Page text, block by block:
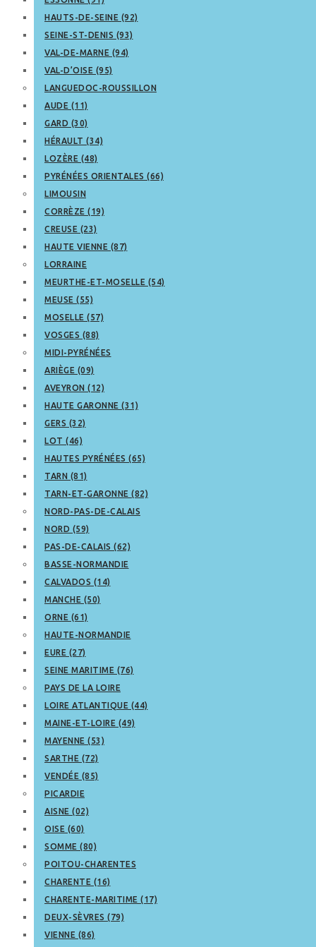
HAUTS-DE-SEINE (92)
SEINE-ST-DENIS (93)
VAL-DE-MARNE (94)
VAL-D’OISE (95)
LANGUEDOC-ROUSSILLON
AUDE (11)
GARD (30)
HÉRAULT (34)
LOZÈRE (48)
PYRÉNÉES ORIENTALES (66)
LIMOUSIN
CORRÈZE (19)
CREUSE (23)
HAUTE VIENNE (87)
LORRAINE
MEURTHE-ET-MOSELLE (54)
MEUSE (55)
MOSELLE (57)
VOSGES (88)
MIDI-PYRÉNÉES
ARIÈGE (09)
AVEYRON (12)
HAUTE GARONNE (31)
GERS (32)
LOT (46)
HAUTES PYRÉNÉES (65)
TARN (81)
TARN-ET-GARONNE (82)
NORD-PAS-DE-CALAIS
NORD (59)
PAS-DE-CALAIS (62)
BASSE-NORMANDIE
CALVADOS (14)
MANCHE (50)
ORNE (61)
HAUTE-NORMANDIE
EURE (27)
SEINE MARITIME (76)
PAYS DE LA LOIRE
LOIRE ATLANTIQUE (44)
MAINE-ET-LOIRE (49)
MAYENNE (53)
SARTHE (72)
VENDÉE (85)
PICARDIE
AISNE (02)
OISE (60)
SOMME (80)
POITOU-CHARENTES
CHARENTE (16)
CHARENTE-MARITIME (17)
DEUX-SÈVRES (79)
VIENNE (86)